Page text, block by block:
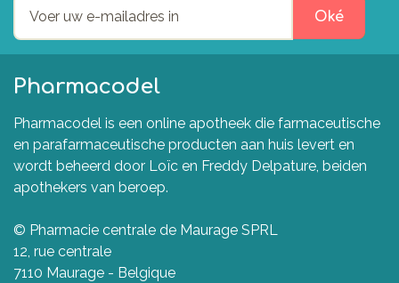
Oké
Pharmacodel
Pharmacodel is een online apotheek die farmaceutische
en parafarmaceutische producten aan huis levert en
wordt beheerd door Loïc en Freddy Delpature, beiden
apothekers van beroep.
© Pharmacie centrale de Maurage SPRL
12, rue centrale
7110 Maurage - Belgique